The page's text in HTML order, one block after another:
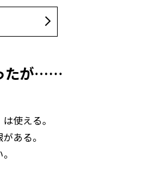
たが……
使える。
ある。